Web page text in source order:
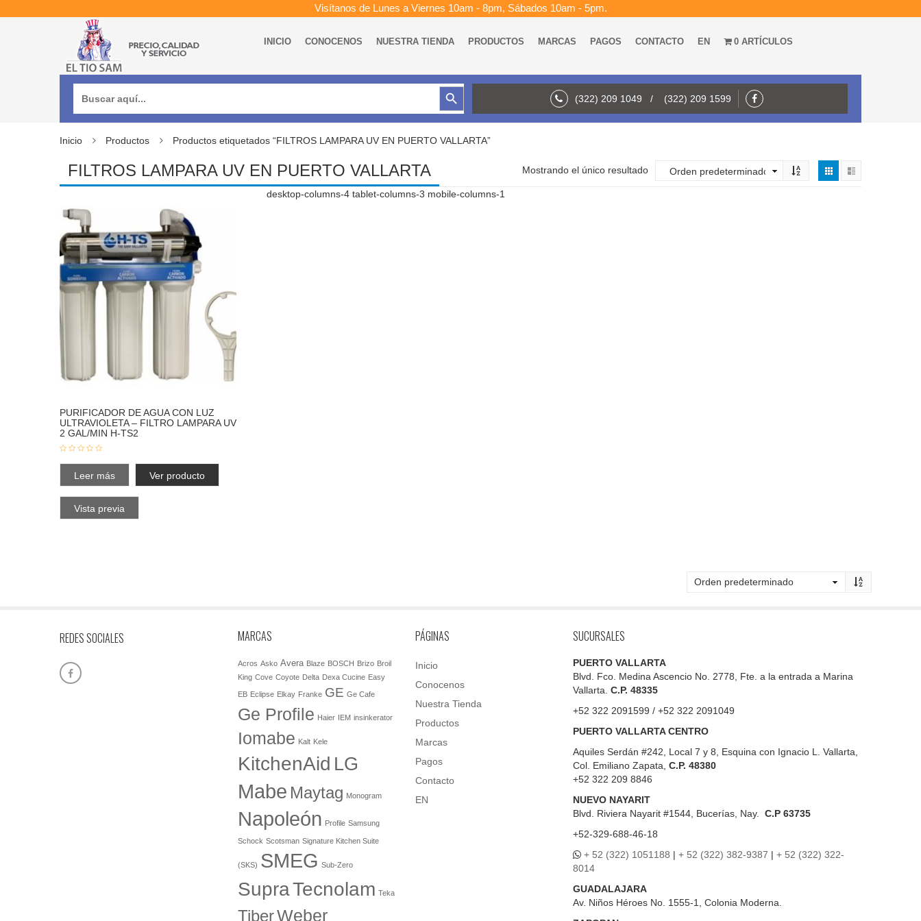
Visítanos de Lunes a Viernes 10am - 8pm, Sábados 10am - 5pm.
INICIO CONOCENOS NUESTRA TIENDA PRODUCTOS MARCAS PAGOS CONTACTO EN 0 ARTÍCULOS
Botón de búsqueda
(322) 209 1049 / (322) 209 1599
Inicio Productos Productos etiquetados “FILTROS LAMPARA UV EN PUERTO VALLARTA”
FILTROS LAMPARA UV EN PUERTO VALLARTA Mostrando el único resultado
desktop-columns-4 tablet-columns-3 mobile-columns-1
PURIFICADOR DE AGUA CON LUZ
ULTRAVIOLETA – FILTRO LAMPARA UV
2 GAL/MIN H-TS2
Leer más Ver producto
Vista previa
REDES SOCIALES MARCAS
Acros Asko Avera Blaze BOSCH Brizo Broil
King Cove Coyote Delta Dexa Cucine Easy
EB Eclipse Elkay Franke GE Ge Cafe
Ge Profile Haier IEM insinkerator
Iomabe Kalt Kele
KitchenAid LG
Mabe Maytag Monogram
Napoleón Profile Samsung
Schock Scotsman Signature Kitchen Suite
(SKS) SMEG Sub-Zero
SupraTecnolam Teka
TiberWeber
PÁGINAS
Inicio
Conocenos
Nuestra Tienda
Productos
Marcas
Pagos
Contacto
EN
SUCURSALES
PUERTO VALLARTA
Blvd. Fco. Medina Ascencio No. 2778, Fte. a la entrada a Marina
Vallarta. C.P. 48335
+52 322 2091599 / +52 322 2091049
PUERTO VALLARTA CENTRO
Aquiles Serdán #242, Local 7 y 8, Esquina con Ignacio L. Vallarta,
Col. Emiliano Zapata, C.P. 48380
+52 322 209 8846
NUEVO NAYARIT
Blvd.
Riviera Nayarit #1544, Bucerías, Nay. C.P 63735
+52-329-688-46-18
+ 52 (322) 1051188 | + 52 (322) 382-9387 | + 52 (322) 322-
8014
GUADALAJARA
Av. Niños Héroes No. 1555-1, Colonia Moderna.